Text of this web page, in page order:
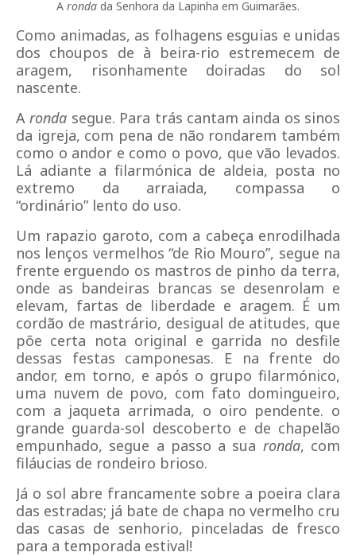
A ronda da Senhora da Lapinha em Guimarães.
Como animadas, as folhagens esguias e unidas
dos choupos de à beira-rio estremecem de
aragem, risonhamente doiradas do sol
nascente.
Aronda segue. Para trás cantam ainda os sinos
da igreja, com pena de não rondarem também
como o andor e como o povo, que vão levados.
Lá adiante a filarmónica de aldeia, posta no
extremo da arraiada, compassa o
“ordinário” lento do uso.
Um rapazio garoto, com a cabeça enrodilhada
nos lenços vermelhos “de Rio Mouro”, segue na
frente erguendo os mastros de pinho da terra,
onde as bandeiras brancas se desenrolam e
elevam, fartas de liberdade e aragem. É um
cordão de mastrário, desigual de atitudes, que
põe certa nota original e garrida no desfile
dessas festas camponesas. E na frente do
andor, em torno, e após o grupo filarmónico,
uma nuvem de povo, com fato domingueiro,
com a jaqueta arrimada, o oiro pendente. o
grande guarda-sol descoberto e de chapelão
empunhado, segue a passo a sua ronda, com
filáucias de rondeiro brioso.
Já o sol abre francamente sobre a poeira clara
das estradas; já bate de chapa no vermelho cru
das casas de senhorio, pinceladas de fresco
para a temporada estival!